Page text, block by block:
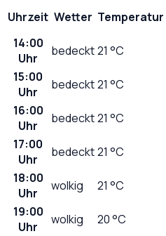
Uhrzeit Wetter Temperatur
14:00
Uhr
bedeckt21 °C
15:00
Uhr
bedeckt21 °C
16:00
Uhr
bedeckt21 °C
17:00
Uhr
bedeckt21 °C
18:00
Uhr
wolkig 21 °C
19:00
Uhr
wolkig 20°C